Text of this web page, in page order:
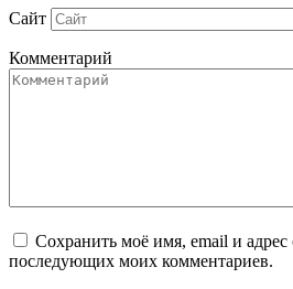
Сайт
Комментарий
Сохранить моё имя, email и адрес
последующих моих комментариев.